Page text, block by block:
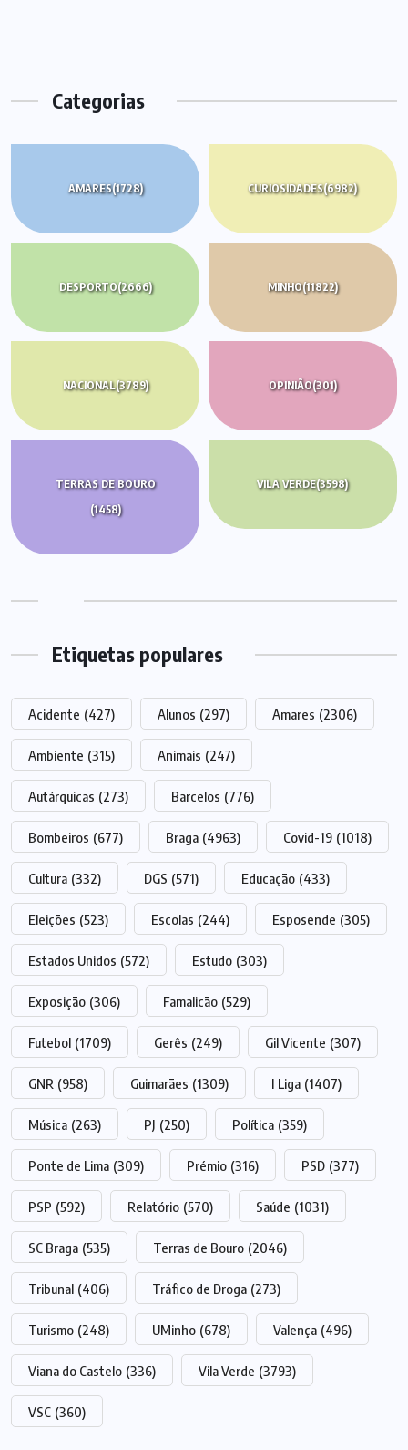
Categorias
AMARES(1728) CURIOSIDADES(6982)
DESPORTO(2666) MINHO(11822)
NACIONAL(3789) OPINIÃO(301)
TERRAS DE BOURO
(1458)
VILA VERDE(3598)
Etiquetas populares
Acidente (427) Alunos (297) Amares (2306)
Ambiente (315) Animais (247)
Autárquicas (273) Barcelos (776)
Bombeiros (677) Braga (4963) Covid-19 (1018)
Cultura (332) DGS (571) Educação (433)
Eleições (523) Escolas (244) Esposende (305)
Estados Unidos (572) Estudo (303)
Exposição (306) Famalicão (529)
Futebol (1709) Gerês (249) Gil Vicente (307)
GNR (958) Guimarães (1309) I Liga (1407)
Música (263) PJ (250) Política (359)
Ponte de Lima (309) Prémio (316) PSD (377)
PSP (592) Relatório (570) Saúde (1031)
SC Braga (535) Terras de Bouro (2046)
Tribunal (406) Tráfico de Droga (273)
Turismo (248) UMinho (678) Valença (496)
Viana do Castelo (336) Vila Verde (3793)
VSC (360)